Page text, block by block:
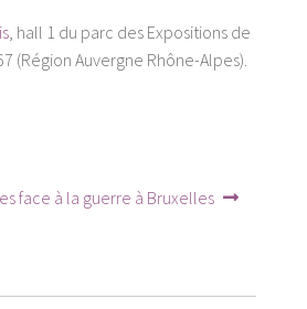
, hall 1 du parc des Expositions de
(Région Auvergne Rhône-Alpes).
face à la guerre à Bruxelles